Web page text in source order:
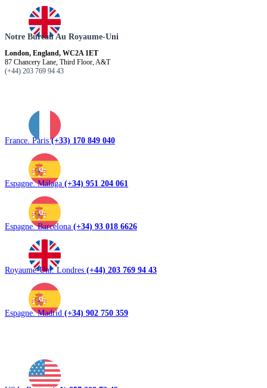
Notre Bureau Au Royaume-Uni
London, England, WC2A 1ET
87 Chancery Lane, Third Floor, A&T
(+44) 203 769 94 43
France. Paris(+33) 170 849 040
Espagne. Málaga (+34) 951 204 061
Espagne. Barcelona (+34) 93 018 6626
Royaume-Uni. Londres (+44) 203 769 94 43
Espagne. Madrid (+34) 902 750 359